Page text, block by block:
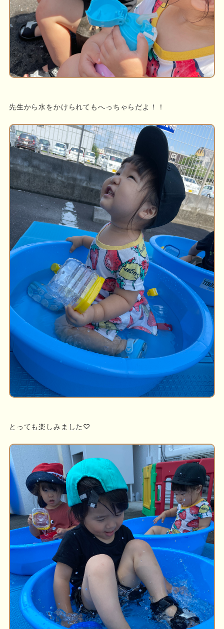
先生から水をかけられてもへっちゃらだよ！！
とっても楽しみました♡